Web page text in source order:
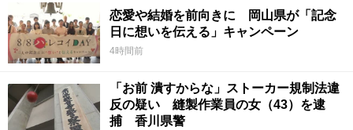
恋愛や結婚を前向きに 岡山県が「記念
日に想いを伝える」キャンペーン
4時間前
「お前 潰すからな」ストーカー規制法違
反の疑い 縫製作業員の女（43）を逮
捕 香川県警